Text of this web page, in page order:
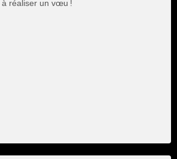
à réaliser un vœu !